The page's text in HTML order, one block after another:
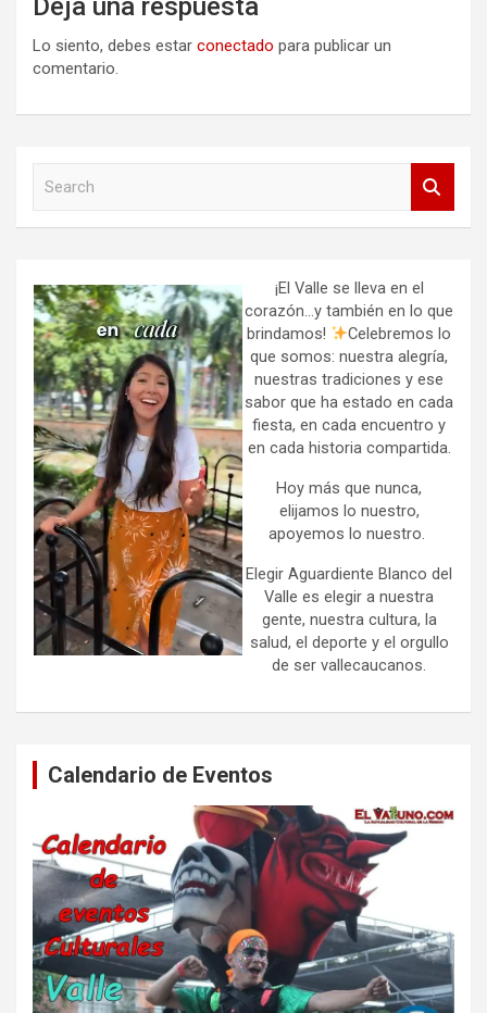
Deja una respuesta
Lo siento, debes estar conectado para publicar un
comentario.
h
¡El Valle se lleva en el
corazón…y también en lo que
brindamos!
Celebremos lo
que somos: nuestra alegría,
nuestras tradiciones y ese
sabor que ha estado en cada
fiesta, en cada encuentro y
en cada historia compartida.
Hoy más que nunca,
elijamos lo nuestro,
apoyemos lo nuestro.
Elegir Aguardiente Blanco del
Valle es elegir a nuestra
gente, nuestra cultura, la
salud, el deporte y el orgullo
de ser vallecaucanos.
Calendario de Eventos